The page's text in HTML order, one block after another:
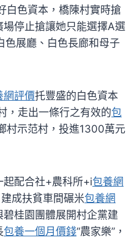
白色資本，橋陳村實時搶
停止搶讓她只能選擇A選
色展廳、白色長廊和母子
網評價托豐盛的白色資本
，走出一條行之有效的包
村示范村，投進1300萬元
起配合社+農科所+i包養網
成扶貧車間碾米包養網
桂園團體展開村企黨建
包養一個月價錢“農家樂”，